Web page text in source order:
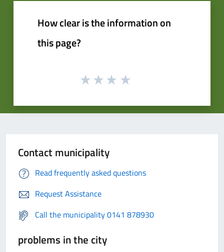
How clear is the information on
this page?
Contact municipality
Read frequently asked questions
Request Assistance
Call the municipality 0141 878930
problems in the city